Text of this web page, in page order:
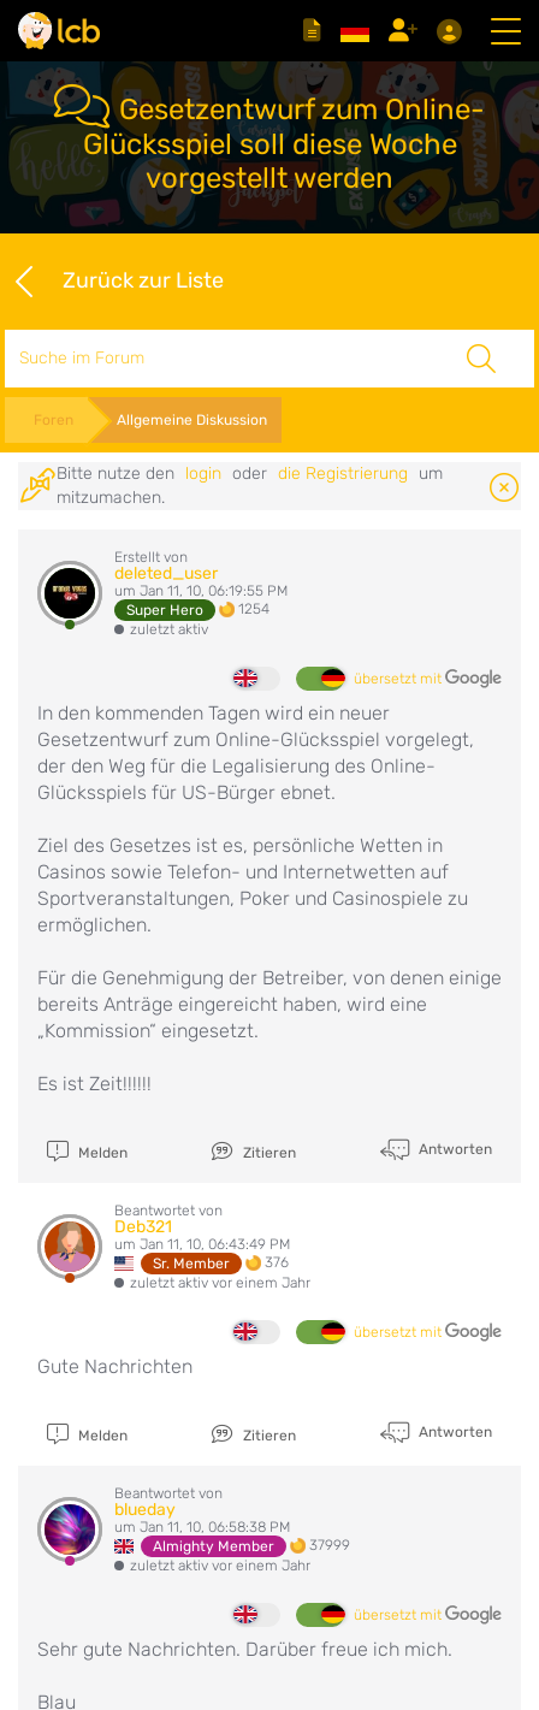
Gesetzentwurf zum Online-
Glücksspiel soll diese Woche
vorgestellt werden
Zurück zur Liste
Foren Allgemeine Diskussion
Bitte nutze den login oder die Registrierung
um
mitzumachen.
Erstellt von
deleted_user
um Jan 11, 10, 06:19:55 PM
Super Hero
1254
zuletzt aktiv
übersetzt mit
In den kommenden Tagen wird ein neuer
Gesetzentwurf zum Online-Glücksspiel vorgelegt,
der den Weg für die Legalisierung des Online-
Glücksspiels für US-Bürger ebnet.
Ziel des Gesetzes ist es, persönliche Wetten in
Casinos sowie Telefon- und Internetwetten auf
Sportveranstaltungen, Poker und Casinospiele zu
ermöglichen.
Für die Genehmigung der Betreiber, von denen einige
bereits Anträge eingereicht haben, wird eine
„Kommission“ eingesetzt.
Es ist Zeit!!!!!!
Melden Zitieren Antworten
Beantwortet von
Deb321
um Jan 11, 10, 06:43:49 PM
Sr. Member
376
zuletzt aktiv vor einem Jahr
übersetzt mit
Gute Nachrichten
Melden Zitieren Antworten
Beantwortet von
blueday
um Jan 11, 10, 06:58:38 PM
Almighty Member
37999
zuletzt aktiv vor einem Jahr
übersetzt mit
Sehr gute Nachrichten. Darüber freue ich mich.
Blau